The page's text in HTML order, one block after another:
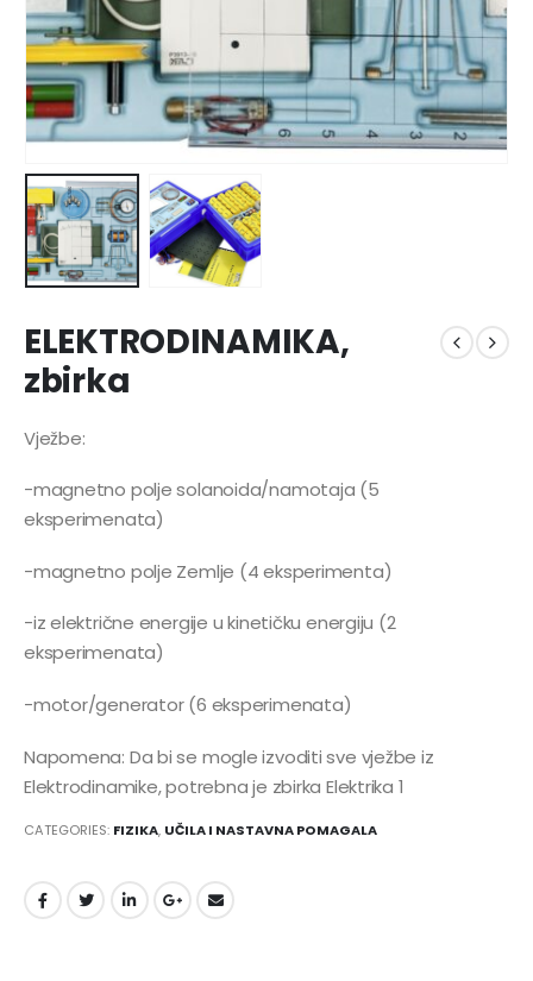
ELEKTRODINAMIKA,
zbirka
Vježbe:
-magnetno polje solanoida/namotaja (5
eksperimenata)
-magnetno polje Zemlje (4 eksperimenta)
-iz električne energije u kinetičku energiju (2
eksperimenata)
-motor/generator (6 eksperimenata)
Napomena: Da bi se mogle izvoditi sve vježbe iz
Elektrodinamike, potrebna je zbirka Elektrika 1
CATEGORIES: FIZIKA, UČILA I NASTAVNA POMAGALA